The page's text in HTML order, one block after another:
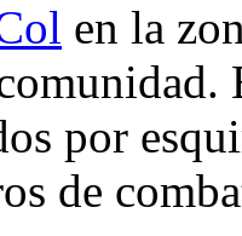
en la
por
de